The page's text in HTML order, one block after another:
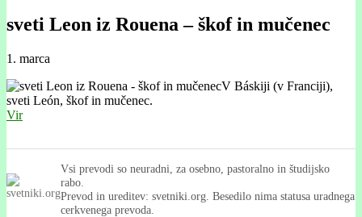
sveti Leon iz Rouena – škof in mučenec
1. marca
V Báskiji (v Franciji),
sveti León, škof in mučenec.
Vir
Vsi prevodi so neuradni, za osebno, pastoralno in študijsko
rabo.
Prevod in ureditev: svetniki.org. Besedilo nima statusa uradnega
cerkvenega prevoda.